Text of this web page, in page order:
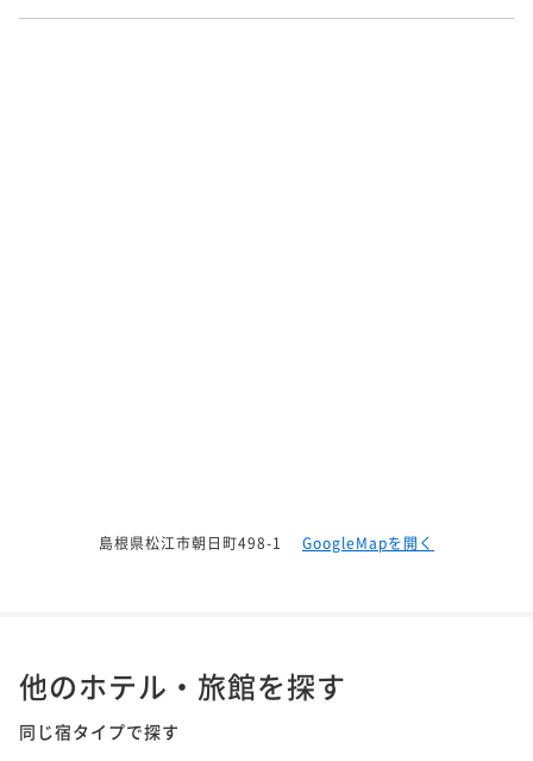
島根県松江市朝日町498-1 GoogleMapを開く
他のホテル・旅館を探す
同じ宿タイプで探す